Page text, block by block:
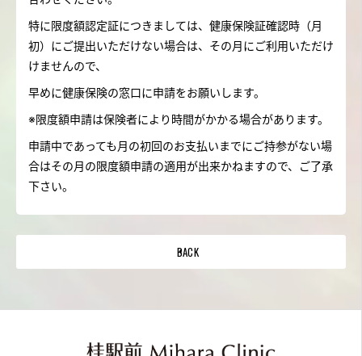
特に限度額認定証につきましては、健康保険証確認時（月
初）にご提出いただけない場合は、その月にご利用いただけ
けませんので、
早めに健康保険の窓口に申請をお願いします。
※限度額申請は保険者により時間がかかる場合があります。
申請中であっても月の初回のお支払いまでにご持参がない場
合はその月の限度額申請の適用が出来かねますので、ご了承
下さい。
BACK